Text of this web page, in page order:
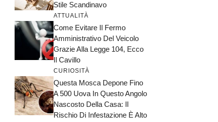
Stile Scandinavo
ATTUALITÀ
Come Evitare Il Fermo
Amministrativo Del Veicolo
Grazie Alla Legge 104, Ecco
Il Cavillo
CURIOSITÀ
Questa Mosca Depone Fino
A 500 Uova In Questo Angolo
Nascosto Della Casa: Il
Rischio Di Infestazione È Alto